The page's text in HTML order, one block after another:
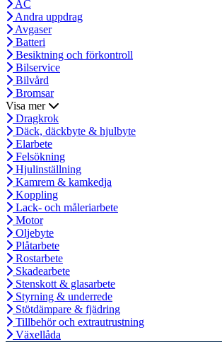
AC
Andra uppdrag
Avgaser
Batteri
Besiktning och förkontroll
Bilservice
Bilvård
Bromsar
Visa mer
Dragkrok
Däck, däckbyte & hjulbyte
Elarbete
Felsökning
Hjulinställning
Kamrem & kamkedja
Koppling
Lack- och måleriarbete
Motor
Oljebyte
Plåtarbete
Rostarbete
Skadearbete
Stenskott & glasarbete
Styrning & underrede
Stötdämpare & fjädring
Tillbehör och extrautrustning
Växellåda